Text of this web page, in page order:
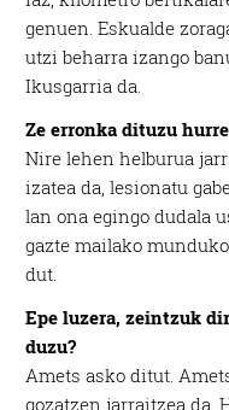
genuen. Eskualde
utzi beharra izango
Ikusgarria da.
Ze erronka dituzu
Nire lehen helburua
izatea da, lesionatu
lan ona egingo dudala
gazte mailako
dut.
Epe luzera, zeintzuk
duzu?
Amets asko ditut.
gozatzen jarraitzea da.